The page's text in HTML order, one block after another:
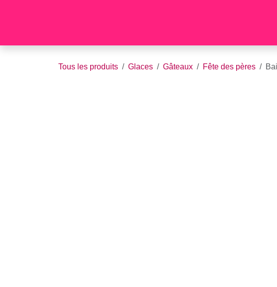
Tous les produits Glaces Gâteaux Fête des pères